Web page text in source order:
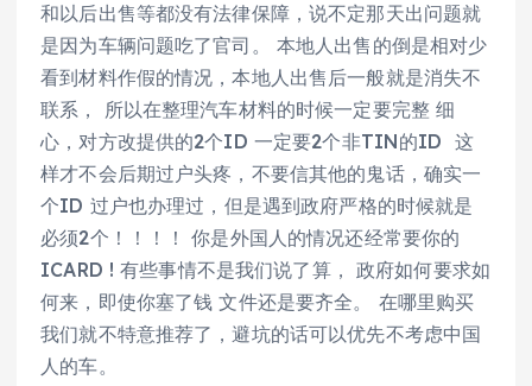
和以后出售等都没有法律保障，说不定那天出问题就
是因为车辆问题吃了官司。 本地人出售的倒是相对少
看到材料作假的情况，本地人出售后一般就是消失不
联系， 所以在整理汽车材料的时候一定要完整 细
心，对方改提供的2个ID 一定要2个非TIN的ID 这
样才不会后期过户头疼，不要信其他的鬼话，确实一
个ID 过户也办理过，但是遇到政府严格的时候就是
必须2个！！！！ 你是外国人的情况还经常要你的
ICARD ! 有些事情不是我们说了算， 政府如何要求如
何来，即使你塞了钱 文件还是要齐全。 在哪里购买
我们就不特意推荐了，避坑的话可以优先不考虑中国
人的车。